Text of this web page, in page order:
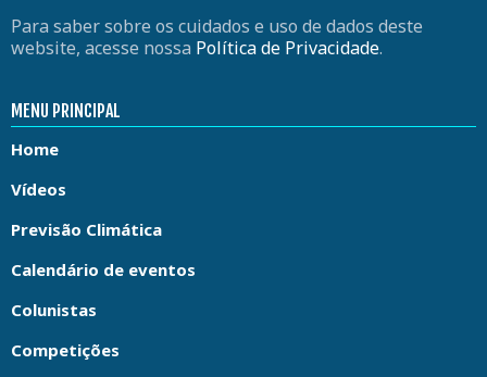
Para saber sobre os cuidados e uso de dados deste
website, acesse nossa Política de Privacidade.
MENU PRINCIPAL
Home
Vídeos
Previsão Climática
Calendário de eventos
Colunistas
Competições